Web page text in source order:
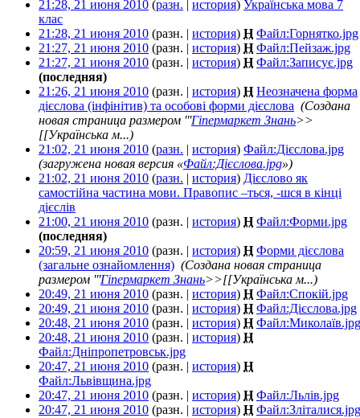
21:28, 21 июня 2010 (разн. | история) Українська мова 7
клас
21:28, 21 июня 2010 (разн. | история) Н Файл:Горнятко.jpg
21:27, 21 июня 2010 (разн. | история) Н Файл:Пейзаж.jpg
21:27, 21 июня 2010 (разн. | история) Н Файл:Записує.jpg
(последняя)
21:26, 21 июня 2010 (разн. | история) Н Неозначена форма
дієслова (інфінітив) та особові форми дієслова (Создана
новая страница размером '''Гіпермаркет Знань>>
[[Українська м...)
21:02, 21 июня 2010 (разн. | история) Файл:Дієслова.jpg
(загружена новая версия «Файл:Дієслова.jpg»)
21:02, 21 июня 2010 (разн. | история) Дієслово як
самостійна частина мови. Правопис –ться, -шся в кінці
дієслів
21:00, 21 июня 2010 (разн. | история) Н Файл:Форми.jpg
(последняя)
20:59, 21 июня 2010 (разн. | история) Н Форми дієслова
(загальне ознайомлення) (Создана новая страница
размером '''Гіпермаркет Знань>>[[Українська м...)
20:49, 21 июня 2010 (разн. | история) Н Файл:Спокій.jpg
20:49, 21 июня 2010 (разн. | история) Н Файл:Дієслова.jpg
20:48, 21 июня 2010 (разн. | история) Н Файл:Миколаїв.jpg
20:48, 21 июня 2010 (разн. | история) Н
Файл:Дніпропетровськ.jpg
20:47, 21 июня 2010 (разн. | история) Н
Файл:Львівщина.jpg
20:47, 21 июня 2010 (разн. | история) Н Файл:Льлів.jpg
20:47, 21 июня 2010 (разн. | история) Н Файл:Зліталися.jpg